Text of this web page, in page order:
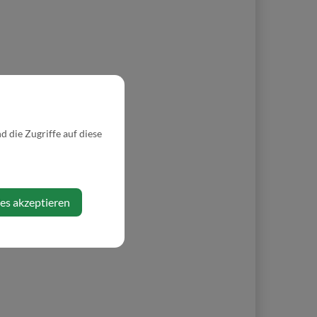
die Zugriffe auf diese
akzeptieren